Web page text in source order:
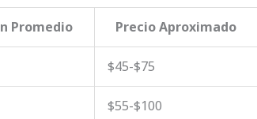
Promedio Precio Aproximado
$45-$75
$55-$100